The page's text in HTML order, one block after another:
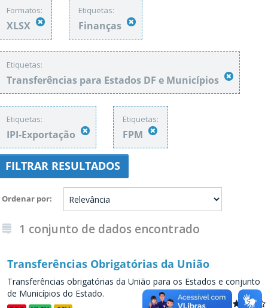
Formatos:
XLSX
Etiquetas:
Finanças
Etiquetas:
Transferências para Estados DF e Municípios
Etiquetas:
IPI-Exportação
Etiquetas:
FPM
FILTRAR RESULTADOS
Ordenar por
1 conjunto de dados encontrado
Transferências Obrigatórias da União
Transferências obrigatórias da União para os Estados e conjunto
de Municípios do Estado.